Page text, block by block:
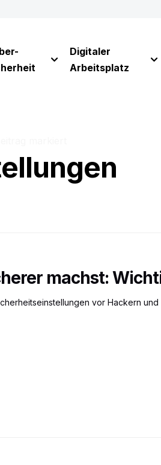
Digitaler
Arbeitsplatz
machst:
vor Hackern